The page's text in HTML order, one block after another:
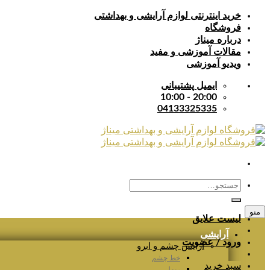
Skip
content
خرید اینترنتی لوازم آرایشی و بهداشتی
فروشگاه
درباره میناژ
مقالات آموزشی و مفید
ویدیو آموزشی
ایمیل پشتیبانی
20:00 - 10:00
04133325335
جستجو
برای:
لیست علایق
ورود / عضویت
سبد خرید
منو
آرایشی
آرایش چشم و ابرو
خط چشم